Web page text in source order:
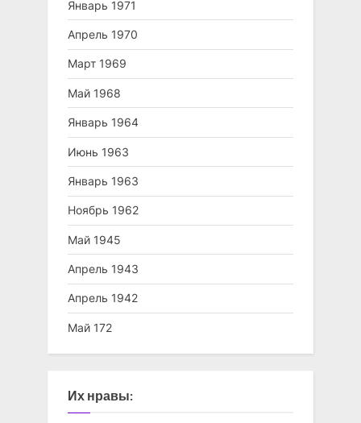
Январь 1971
Апрель 1970
Март 1969
Май 1968
Январь 1964
Июнь 1963
Январь 1963
Ноябрь 1962
Май 1945
Апрель 1943
Апрель 1942
Май 172
Их нравы: